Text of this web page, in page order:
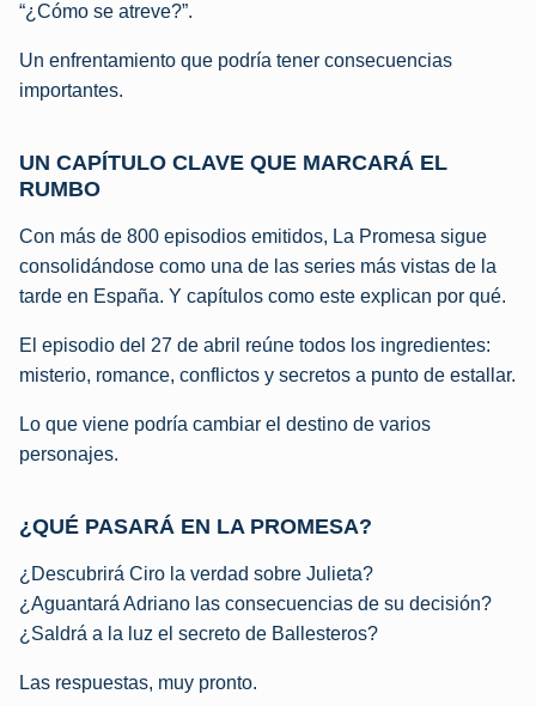
“¿Cómo se atreve?”.
Un enfrentamiento que podría tener consecuencias
importantes.
UN CAPÍTULO CLAVE QUE MARCARÁ EL
RUMBO
Con más de 800 episodios emitidos, La Promesa sigue
consolidándose como una de las series más vistas de la
tarde en España. Y capítulos como este explican por qué.
El episodio del 27 de abril reúne todos los ingredientes:
misterio, romance, conflictos y secretos a punto de estallar.
Lo que viene podría cambiar el destino de varios
personajes.
¿QUÉ PASARÁ EN LA PROMESA?
¿Descubrirá Ciro la verdad sobre Julieta?
¿Aguantará Adriano las consecuencias de su decisión?
¿Saldrá a la luz el secreto de Ballesteros?
Las respuestas, muy pronto.